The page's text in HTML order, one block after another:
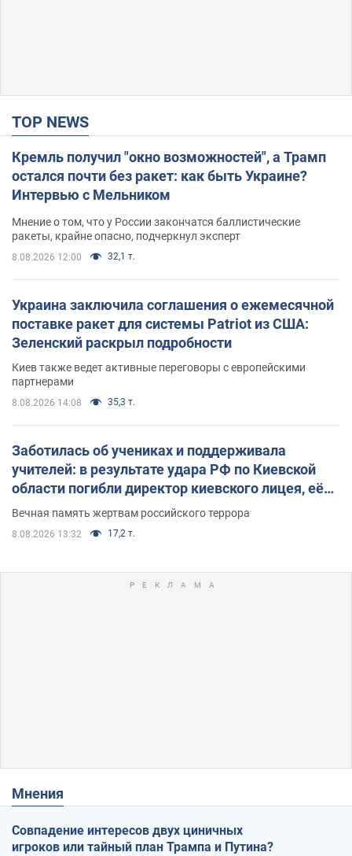
TOP NEWS
Кремль получил "окно возможностей", а Трамп
остался почти без ракет: как быть Украине?
Интервью с Мельником
Мнение о том, что у России закончатся баллистические
ракеты, крайне опасно, подчеркнул эксперт
8.08.2026 12:00 32,1 т.
Украина заключила соглашения о ежемесячной
поставке ракет для системы Patriot из США:
Зеленский раскрыл подробности
Киев также ведет активные переговоры с европейскими
партнерами
8.08.2026 14:08 35,3 т.
Заботилась об учениках и поддерживала
учителей: в результате удара РФ по Киевской
области погибли директор киевского лицея, её
муж и внук
Вечная память жертвам российского террора
8.08.2026 13:32 17,2 т.
Мнения
Совпадение интересов двух циничных
игроков или тайный план Трампа и Путина?